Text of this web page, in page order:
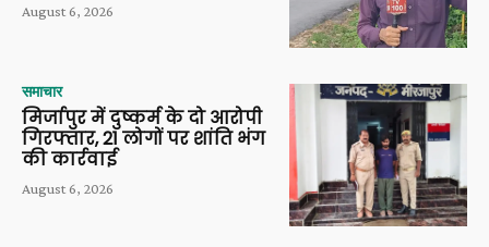
August 6, 2026
समाचार
मिर्जापुर में दुष्कर्म के दो आरोपी
गिरफ्तार, 21 लोगों पर शांति भंग
की कार्रवाई
August 6, 2026